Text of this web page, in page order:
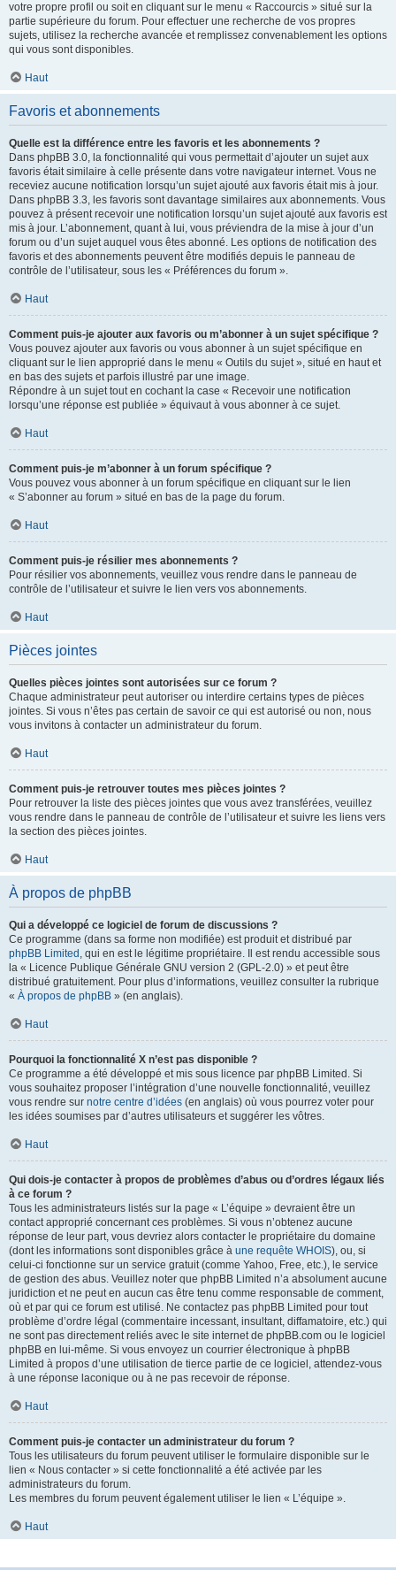
votre propre profil ou soit en cliquant sur le menu « Raccourcis » situé sur la
partie supérieure du forum. Pour effectuer une recherche de vos propres
sujets, utilisez la recherche avancée et remplissez convenablement les options
qui vous sont disponibles.
Haut
Favoris et abonnements
Quelle est la différence entre les favoris et les abonnements ?
Dans phpBB 3.0, la fonctionnalité qui vous permettait d’ajouter un sujet aux
favoris était similaire à celle présente dans votre navigateur internet. Vous ne
receviez aucune notification lorsqu’un sujet ajouté aux favoris était mis à jour.
Dans phpBB 3.3, les favoris sont davantage similaires aux abonnements. Vous
pouvez à présent recevoir une notification lorsqu’un sujet ajouté aux favoris est
mis à jour. L’abonnement, quant à lui, vous préviendra de la mise à jour d’un
forum ou d’un sujet auquel vous êtes abonné. Les options de notification des
favoris et des abonnements peuvent être modifiés depuis le panneau de
contrôle de l’utilisateur, sous les « Préférences du forum ».
Haut
Comment puis-je ajouter aux favoris ou m’abonner à un sujet spécifique ?
Vous pouvez ajouter aux favoris ou vous abonner à un sujet spécifique en
cliquant sur le lien approprié dans le menu « Outils du sujet », situé en haut et
en bas des sujets et parfois illustré par une image.
Répondre à un sujet tout en cochant la case « Recevoir une notification
lorsqu’une réponse est publiée » équivaut à vous abonner à ce sujet.
Haut
Comment puis-je m’abonner à un forum spécifique ?
Vous pouvez vous abonner à un forum spécifique en cliquant sur le lien
« S’abonner au forum » situé en bas de la page du forum.
Haut
Comment puis-je résilier mes abonnements ?
Pour résilier vos abonnements, veuillez vous rendre dans le panneau de
contrôle de l’utilisateur et suivre le lien vers vos abonnements.
Haut
Pièces jointes
Quelles pièces jointes sont autorisées sur ce forum ?
Chaque administrateur peut autoriser ou interdire certains types de pièces
jointes. Si vous n’êtes pas certain de savoir ce qui est autorisé ou non, nous
vous invitons à contacter un administrateur du forum.
Haut
Comment puis-je retrouver toutes mes pièces jointes ?
Pour retrouver la liste des pièces jointes que vous avez transférées, veuillez
vous rendre dans le panneau de contrôle de l’utilisateur et suivre les liens vers
la section des pièces jointes.
Haut
À propos de phpBB
Qui a développé ce logiciel de forum de discussions ?
Ce programme (dans sa forme non modifiée) est produit et distribué par
phpBB Limited , qui en est le légitime propriétaire. Il est rendu accessible sous
la « Licence Publique Générale GNU version 2 (GPL-2.0) » et peut être
distribué gratuitement. Pour plus d’informations, veuillez consulter la rubrique
« À propos de phpBB » (en anglais).
Haut
Pourquoi la fonctionnalité X n’est pas disponible ?
Ce programme a été développé et mis sous licence par phpBB Limited. Si
vous souhaitez proposer l’intégration d’une nouvelle fonctionnalité, veuillez
vous rendre sur notre centre d’idées (en anglais) où vous pourrez voter pour
les idées soumises par d’autres utilisateurs et suggérer les vôtres.
Haut
Qui dois-je contacter à propos de problèmes d’abus ou d’ordres légaux liés
à ce forum ?
Tous les administrateurs listés sur la page « L’équipe » devraient être un
contact approprié concernant ces problèmes. Si vous n’obtenez aucune
réponse de leur part, vous devriez alors contacter le propriétaire du domaine
(dont les informations sont disponibles grâce à une requête WHOIS), ou, si
celui-ci fonctionne sur un service gratuit (comme Yahoo, Free, etc.), le service
de gestion des abus. Veuillez noter que phpBB Limited n’a absolument aucune
juridiction et ne peut en aucun cas être tenu comme responsable de comment,
où et par qui ce forum est utilisé. Ne contactez pas phpBB Limited pour tout
problème d’ordre légal (commentaire incessant, insultant, diffamatoire, etc.) qui
ne sont pas directement reliés avec le site internet de phpBB.com ou le logiciel
phpBB en lui-même. Si vous envoyez un courrier électronique à phpBB
Limited à propos d’une utilisation de tierce partie de ce logiciel, attendez-vous
à une réponse laconique ou à ne pas recevoir de réponse.
Haut
Comment puis-je contacter un administrateur du forum ?
Tous les utilisateurs du forum peuvent utiliser le formulaire disponible sur le
lien « Nous contacter » si cette fonctionnalité a été activée par les
administrateurs du forum.
Les membres du forum peuvent également utiliser le lien « L’équipe ».
Haut